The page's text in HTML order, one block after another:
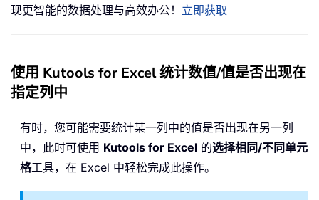
现更智能的数据处理与高效办公！ 立即获取
使用 Kutools for Excel 统计数值/值是否出现在
指定列中
有时，您可能需要统计某一列中的值是否出现在另一列
中，此时可使用 Kutools for Excel 的选择相同/不同单元
格工具，在 Excel 中轻松完成此操作。